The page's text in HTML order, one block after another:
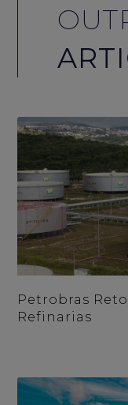
Petrobras
Refinarias